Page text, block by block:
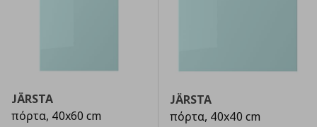
JÄRSTA
πόρτα, 40x60 cm
JÄRSTA
πόρτα, 40x40 cm